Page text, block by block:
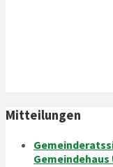
Mitteilungen
Gemeindehaus